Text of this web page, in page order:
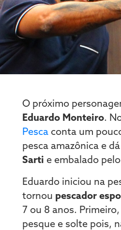
O próximo
Eduardo Monteiro.
Pescaconta um
pesca amazônica e
Sarti e embalado
Eduardo iniciou na
tornou pescador
7 ou 8 anos.
pesque e solte pois,